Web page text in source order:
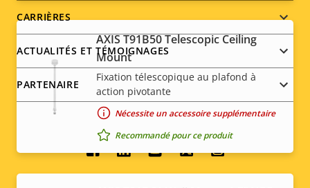
AXIS T91B50 Telescopic Ceiling
Mount
Fixation télescopique au plafond à
action pivotante
Nécessite un accessoire supplémentaire
Recommandé pour ce produit
CARRIÈRES
ACTUALITÉS ET TÉMOIGNAGES
PARTENAIRE
Social